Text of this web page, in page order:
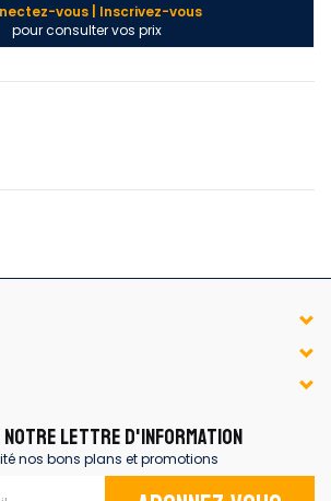
vous | Inscrivez-vous
pour consulter vos prix
LETTRE D'INFORMATION
nos bons plans et promotions